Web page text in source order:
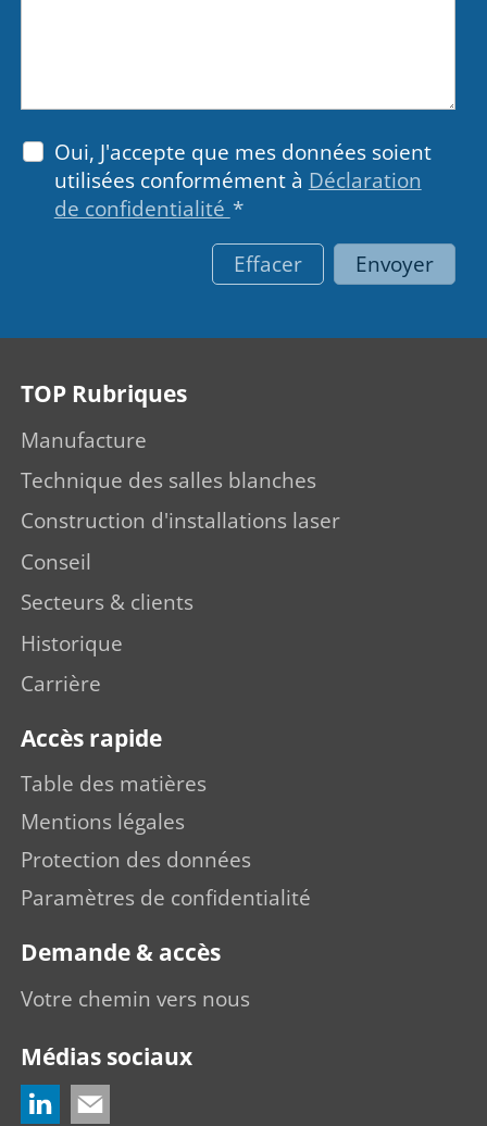
Oui, J'accepte que mes données soient
utilisées conformément à Déclaration
de confidentialité *
Effacer
Envoyer
TOP Rubriques
Manufacture
Technique des salles blanches
Construction d'installations laser
Conseil
Secteurs & clients
Historique
Carrière
Accès rapide
Table des matières
Mentions légales
Protection des données
Paramètres de confidentialité
Demande & accès
Votre chemin vers nous
Médias sociaux